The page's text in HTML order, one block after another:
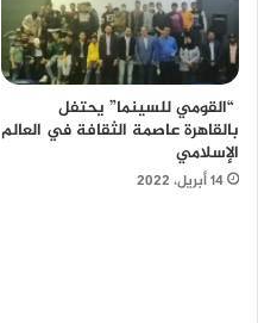
“القومي للسينما” يحتفل
بالقاهرة عاصمة الثقافة في العالم
الإسلامي
14 أبريل، 2022